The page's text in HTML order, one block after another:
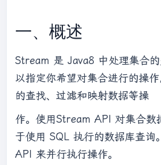
一、概述
Stream 是 Java8 中处理集合
以指定你希望对集合进行的操
的查找、过滤和映射数据等操
作。使用Stream API 对集合数
于使用 SQL 执行的数据库查询
API 来并行执行操作。